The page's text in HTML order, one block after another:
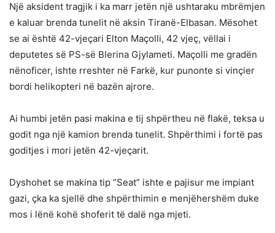
Një aksident tragjik i ka marr jetën një ushtaraku mbrëmjen
e kaluar brenda tunelit në aksin Tiranë-Elbasan. Mësohet
se ai është 42-vjeçari Elton Maçolli, 42 vjeç, vëllai i
deputetes së PS-së Blerina Gjylameti. Maçolli me gradën
nënoficer, ishte rreshter në Farkë, kur punonte si vinçier
bordi helikopteri në bazën ajrore.
Ai humbi jetën pasi makina e tij shpërtheu në flakë, teksa u
godit nga një kamion brenda tunelit. Shpërthimi i fortë pas
goditjes i mori jetën 42-vjeçarit.
Dyshohet se makina tip “Seat” ishte e pajisur me impiant
gazi, çka ka sjellë dhe shpërthimin e menjëhershëm duke
mos i lënë kohë shoferit të dalë nga mjeti.